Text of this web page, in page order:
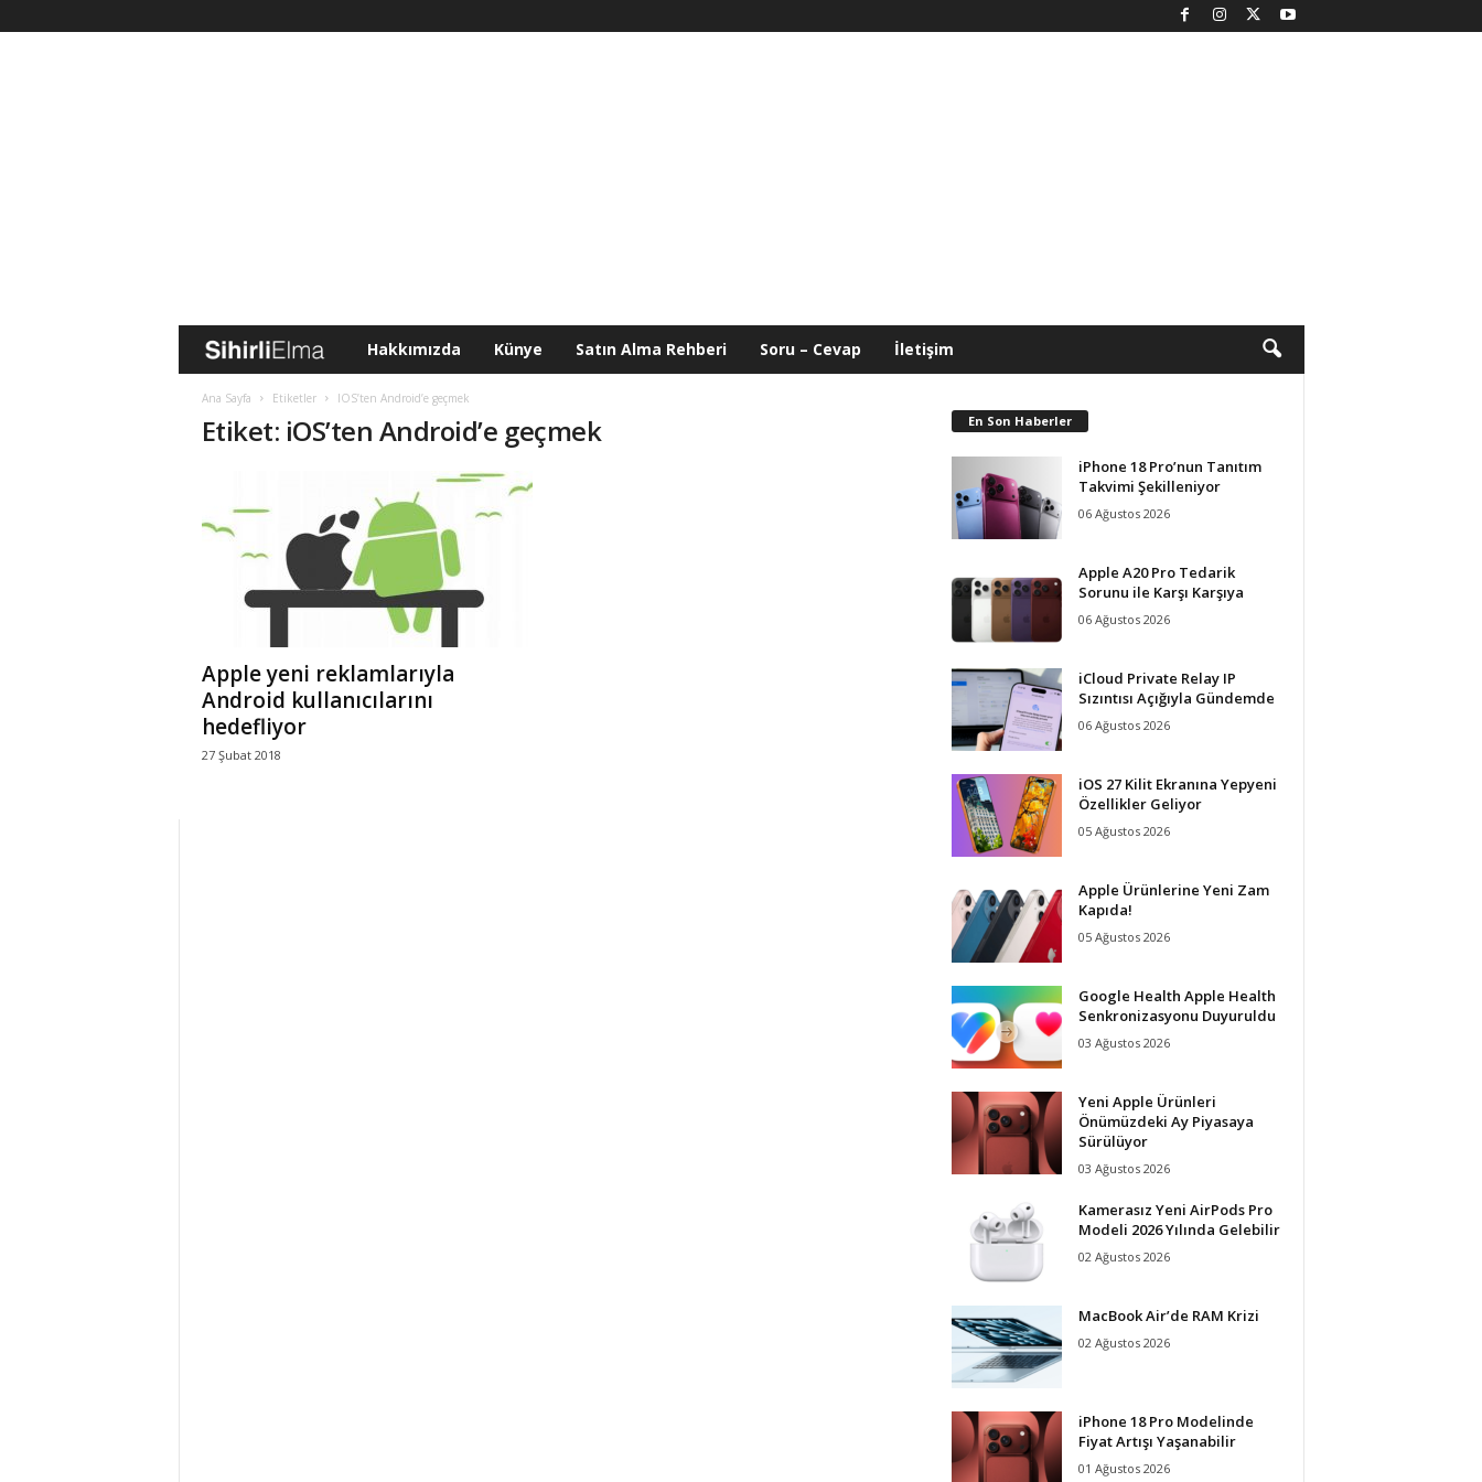
i
h
r
l
Hakkımızda Künye Satın Alma Rehberi Soru – Cevap İletişim
Ana Sayfa Etiketler IOS’ten Android’e geçmek
Etiket: iOS’ten Android’e geçmek
Apple yeni reklamlarıyla
Android kullanıcılarını
hedefliyor
27 Şubat 2018
En Son Haberler
iPhone 18 Pro’nun Tanıtım
Takvimi Şekilleniyor
06 Ağustos 2026
Apple A20 Pro Tedarik
Sorunu ile Karşı Karşıya
06 Ağustos 2026
iCloud Private Relay IP
Sızıntısı Açığıyla Gündemde
06 Ağustos 2026
iOS 27 Kilit Ekranına Yepyeni
Özellikler Geliyor
05 Ağustos 2026
Apple Ürünlerine Yeni Zam
Kapıda!
05 Ağustos 2026
Google Health Apple Health
Senkronizasyonu Duyuruldu
03 Ağustos 2026
Yeni Apple Ürünleri
Önümüzdeki Ay Piyasaya
Sürülüyor
03 Ağustos 2026
Kamerasız Yeni AirPods Pro
Modeli 2026 Yılında Gelebilir
02 Ağustos 2026
MacBook Air’de RAM Krizi
02 Ağustos 2026
iPhone 18 Pro Modelinde
Fiyat Artışı Yaşanabilir
01 Ağustos 2026